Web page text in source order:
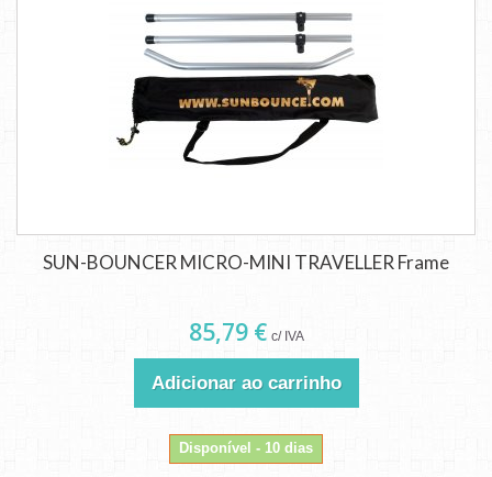
SUN-BOUNCER MICRO-MINI TRAVELLER Frame
85,79 € c/ IVA
Adicionar ao carrinho
Disponível - 10 dias